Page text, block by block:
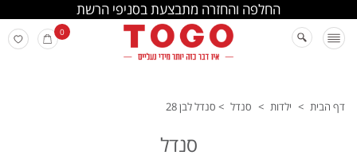
החלפה והחזרה מתבצעת בסניפי הרשת
0
דף הבית > ילדות > סנדל > סנדל לבן 28
סנדל